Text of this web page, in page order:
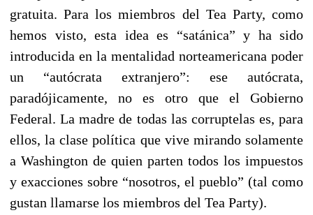
gratuita. Para los miembros del Tea Party, como
hemos visto, esta idea es “satánica” y ha sido
introducida en la mentalidad norteamericana poder
un “autócrata extranjero”: ese autócrata,
paradójicamente, no es otro que el Gobierno
Federal. La madre de todas las corruptelas es, para
ellos, la clase política que vive mirando solamente
a Washington de quien parten todos los impuestos
y exacciones sobre “nosotros, el pueblo” (tal como
gustan llamarse los miembros del Tea Party).